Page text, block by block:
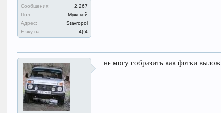
Сообщения:
2.267
Пол:
Мужской
Адрес:
Stavropol
Езжу на:
4}{4
не могу собразить как фотки